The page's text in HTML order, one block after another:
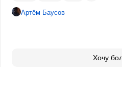
Артём Баусов
Хочу